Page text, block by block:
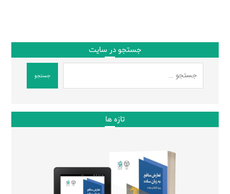
جستجو در سایت
جستجو
تازه ها